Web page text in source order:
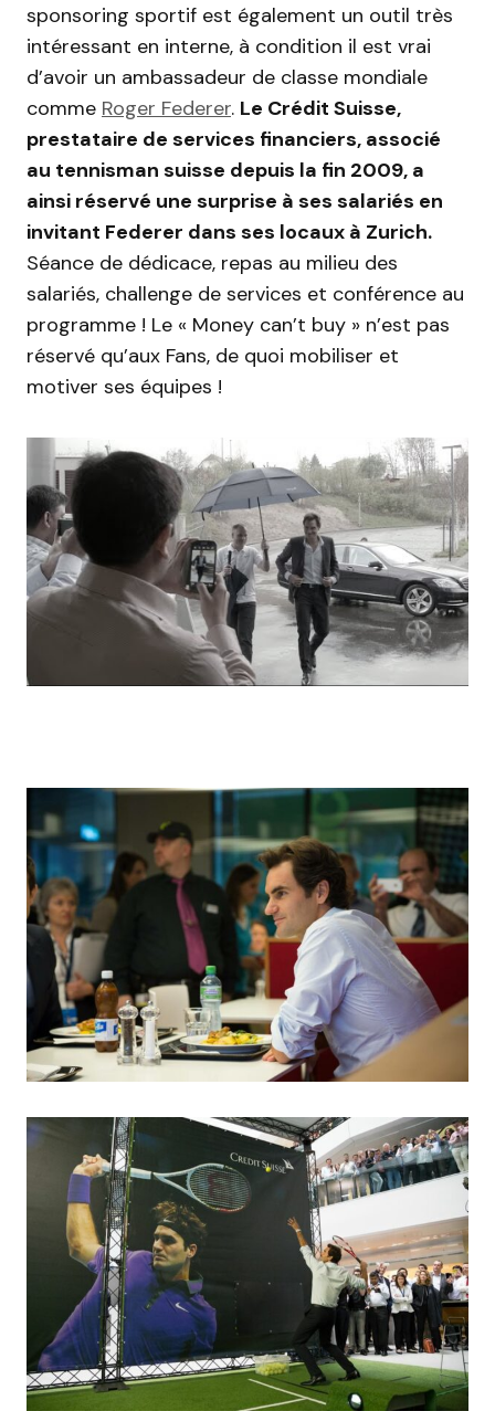
sponsoring sportif est également un outil très
intéressant en interne, à condition il est vrai
d’avoir un ambassadeur de classe mondiale
comme Roger Federer. Le Crédit Suisse,
prestataire de services financiers, associé
au tennisman suisse depuis la fin 2009, a
ainsi réservé une surprise à ses salariés en
invitant Federer dans ses locaux à Zurich.
Séance de dédicace, repas au milieu des
salariés, challenge de services et conférence au
programme ! Le « Money can’t buy » n’est pas
réservé qu’aux Fans, de quoi mobiliser et
motiver ses équipes !